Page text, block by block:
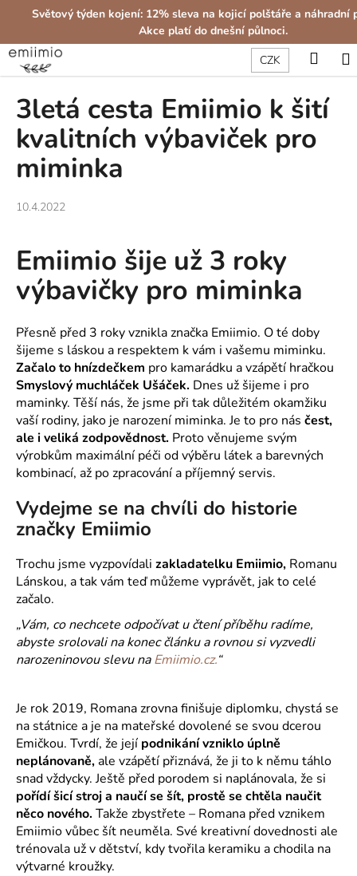
Světový týden kojení: 12% sleva na kojicí polštáře a náhradní
Akce platí do dnešní půlnoci.
CZK
3letá cesta Emiimio k šití
kvalitních výbaviček pro
miminka
10.4.2022
Emiimio šije už 3 roky
výbavičky pro miminka
Přesně před 3 roky vznikla značka Emiimio. O té doby
šijeme s láskou a respektem k vám i vašemu miminku.
Začalo to hnízdečkem pro kamarádku a vzápětí hračkou
Smyslový muchláček Ušáček. Dnes už šijeme i pro
maminky. Těší nás, že jsme při tak důležitém okamžiku
vaší rodiny, jako je narození miminka. Je to pro nás čest,
ale i veliká zodpovědnost. Proto věnujeme svým
výrobkům maximální péči od výběru látek a barevných
kombinací, až po zpracování a příjemný servis.
Vydejme se na chvíli do historie
značky Emiimio
Trochu jsme vyzpovídali zakladatelku Emiimio, Romanu
Lánskou, a tak vám teď můžeme vyprávět, jak to celé
začalo.
„Vám, co nechcete odpočívat u čtení příběhu radíme,
abyste srolovali na konec článku a rovnou si vyzvedli
narozeninovou slevu naEmiimio.cz.“
Je rok 2019, Romana zrovna finišuje diplomku, chystá se
na státnice a je na mateřské dovolené se svou dcerou
Emičkou. Tvrdí, že její podnikání vzniklo úplně
neplánovaně,ale vzápětí přiznává, že ji to k němu táhlo
snad vždycky. Ještě před porodem si naplánovala, že si
pořídí šicí stroj a naučí se šít, prostě se chtěla naučit
něco nového.Takže zbystřete – Romana před vznikem
Emiimio vůbec šít neuměla. Své kreativní dovednosti ale
trénovala už v dětství, kdy tvořila keramiku a chodila na
výtvarné kroužky.
š
í
o
p
o
t
e
u
j
e
e
n
a
j
í
t
?
o
p
o
u
č
u
j
e
m
e